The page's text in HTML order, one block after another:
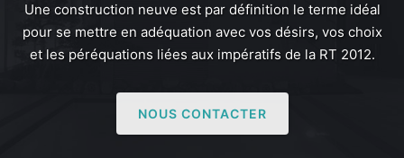
Une construction neuve est par définition le terme idéal
pour se mettre en adéquation avec vos désirs, vos choix
et les péréquations liées aux impératifs de la RT 2012.
NOUS CONTACTER